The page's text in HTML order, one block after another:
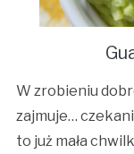
W zrobieniu
zajmuje…
to już mała